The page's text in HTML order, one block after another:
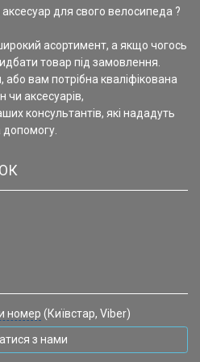
аксесуар для свого велосипеда ?
асортимент, а якщо чогось
товар під замовлення.
вам потрібна кваліфікована
чи аксесуарів,
консультантів, які нададуть
допомогу.
номер (Київстар, Viber)
з нами